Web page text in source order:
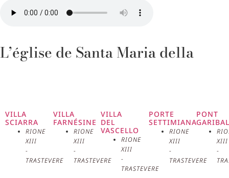
L’église de Santa Maria della
le quartier de Trastevere à Rome.
Sa construction, commencée en
1593 et achevée en 1610, a été
VILLA
SCIARRA
RIONE
XIII
-
TRASTEVERE
VILLA
FARNÉSINE
RIONE
XIII
-
TRASTEVERE
VILLA
DEL
VASCELLO
RIONE
XIII
-
TRASTEVERE
PORTE
SETTIMIANA
RIONE
XIII
-
TRASTEVERE
PONT
XIII
-